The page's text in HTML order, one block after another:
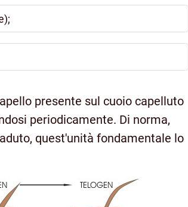
presente sul cuoio capelluto
periodicamente. Di norma,
quest'unità fondamentale lo